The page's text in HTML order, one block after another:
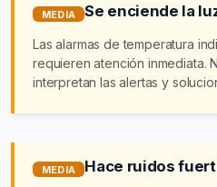
MEDIA Se enciende la
Las alarmas de temperatura
requieren atención inmediata.
interpretan las alertas y
MEDIA Hace ruidos